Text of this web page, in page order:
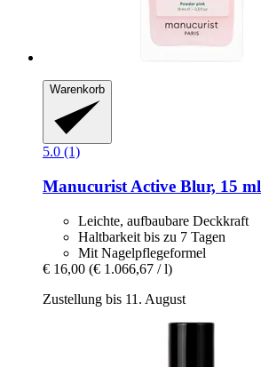
Warenkorb
5.0 (1)
Manucurist Active Blur, 15 ml
Leichte, aufbaubare Deckkraft
Haltbarkeit bis zu 7 Tagen
Mit Nagelpflegeformel
€ 16,00 (€ 1.066,67 / l)
Zustellung bis 11. August